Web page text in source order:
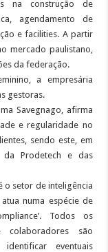
na construção de
agendamento de
e facilities. A partir
mercado paulistano,
da federação.
a empresária
gestoras.
Savegnago, afirma
e regularidade no
sendo este, em
da Prodetech e das
o setor de inteligência
numa espécie de
Todos os
colaboradores são
eventuais